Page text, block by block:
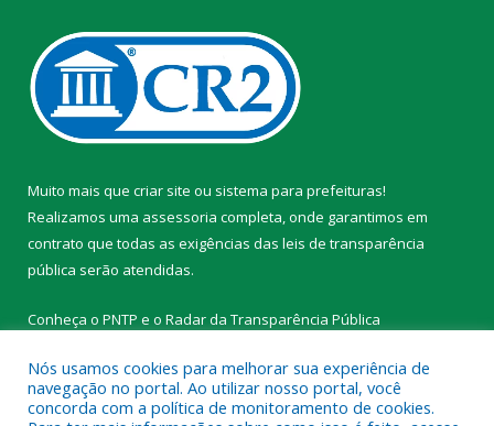
Muito mais que criar site ou sistema para prefeituras!
Realizamos uma assessoria completa, onde garantimos em
contrato que todas as exigências das leis de transparência
pública serão atendidas.
Conheça o PNTP e o Radar da Transparência Pública
Nós usamos cookies para melhorar sua experiência de
navegação no portal. Ao utilizar nosso portal, você
concorda com a política de monitoramento de cookies.